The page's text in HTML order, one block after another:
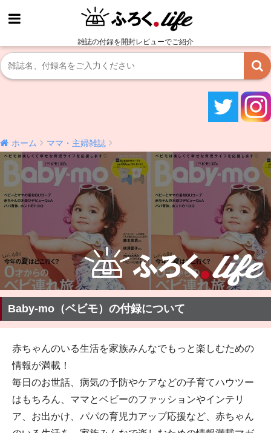
雑誌の付録を開封レビューでご紹介
ホーム ママ・主婦雑誌
Baby-mo（ベビモ）の付録について
赤ちゃんのいる生活を家族みんなでもっと楽しむための
情報が満載！
毎日のお世話、病気の予防やケアなどの子育てハウツー
はもちろん、ママとベビーのファッションやインテリ
ア、お出かけ、パパの育児力アップ応援など、赤ちゃん